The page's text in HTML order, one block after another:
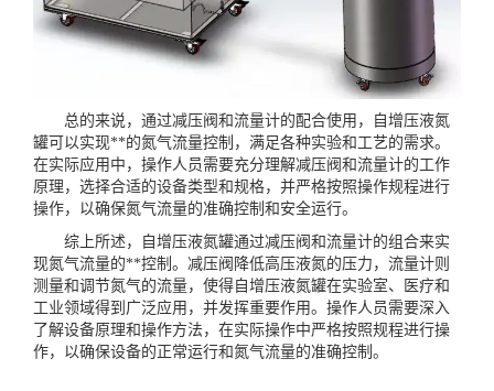
总的来说，通过减压阀和流量计的配合使用，自增压液氮
罐可以实现**的氮气流量控制，满足各种实验和工艺的需求。
在实际应用中，操作人员需要充分理解减压阀和流量计的工作
原理，选择合适的设备类型和规格，并严格按照操作规程进行
操作，以确保氮气流量的准确控制和安全运行。
综上所述，自增压液氮罐通过减压阀和流量计的组合来实
现氮气流量的**控制。减压阀降低高压液氮的压力，流量计则
测量和调节氮气的流量，使得自增压液氮罐在实验室、医疗和
工业领域得到广泛应用，并发挥重要作用。操作人员需要深入
了解设备原理和操作方法，在实际操作中严格按照规程进行操
作，以确保设备的正常运行和氮气流量的准确控制。